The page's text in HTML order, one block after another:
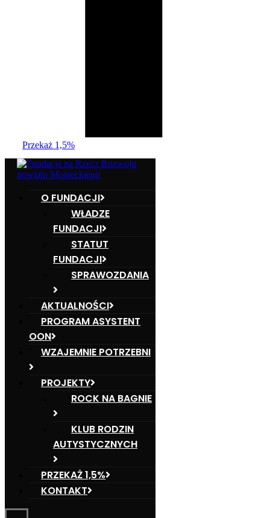
Przekaż 1,5%
O FUNDACJI
WŁADZE
FUNDACJI
STATUT
FUNDACJI
SPRAWOZDANIA
AKTUALNOŚCI
PROGRAM ASYSTENT
OON
WZAJEMNIE POTRZEBNI
PROJEKTY
ROCK NA BAGNIE
KLUB RODZIN
AUTYSTYCZNYCH
PRZEKAŻ 1,5%
KONTAKT